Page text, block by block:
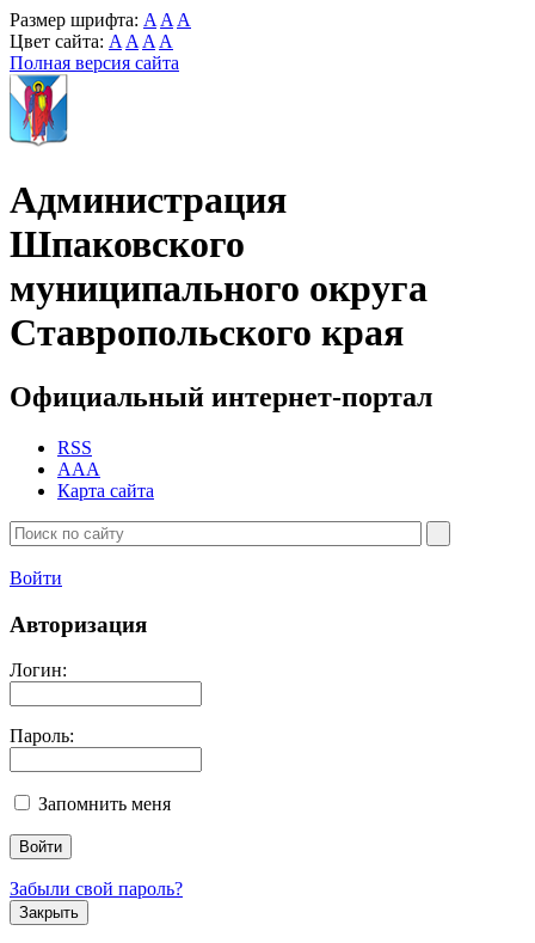
Размер шрифта: A A A
Цвет сайта: A A A A
Полная версия сайта
Администрация
Шпаковского
муниципального округа
Ставропольского края
Официальный интернет-портал
RSS
AAA
Карта сайта
Войти
Авторизация
Логин:
Пароль:
Запомнить меня
Забыли свой пароль?
Закрыть